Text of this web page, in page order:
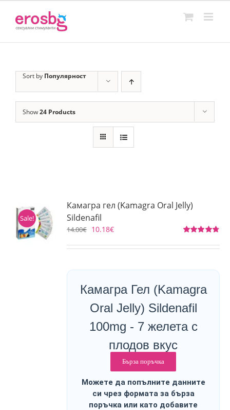
content
Sort by Популярност
Show24 Products
Sale!
Камагра гел (Kamagra Oral Jelly)
Sildenafil
на4.75от 5
14.00€ 10.18€
Камагра Гел (Kamagra
Oral Jelly) Sildenafil
100mg - 7 желета с
плодов вкус
Бърза поръчка
Можете да попълните данните
си чрез формата за бърза
поръчка или като добавите